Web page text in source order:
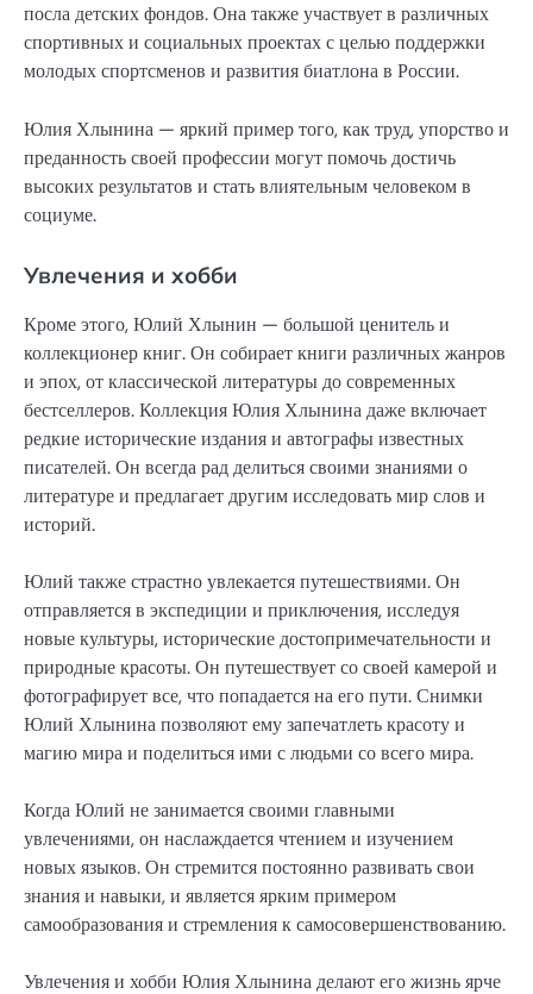
посла детских фондов. Она также участвует в различных
спортивных и социальных проектах с целью поддержки
молодых спортсменов и развития биатлона в России.
Юлия Хлынина — яркий пример того, как труд, упорство и
преданность своей профессии могут помочь достичь
высоких результатов и стать влиятельным человеком в
социуме.
Увлечения и хобби
Кроме этого, Юлий Хлынин — большой ценитель и
коллекционер книг. Он собирает книги различных жанров
и эпох, от классической литературы до современных
бестселлеров. Коллекция Юлия Хлынина даже включает
редкие исторические издания и автографы известных
писателей. Он всегда рад делиться своими знаниями о
литературе и предлагает другим исследовать мир слов и
историй.
Юлий также страстно увлекается путешествиями. Он
отправляется в экспедиции и приключения, исследуя
новые культуры, исторические достопримечательности и
природные красоты. Он путешествует со своей камерой и
фотографирует все, что попадается на его пути. Снимки
Юлий Хлынина позволяют ему запечатлеть красоту и
магию мира и поделиться ими с людьми со всего мира.
Когда Юлий не занимается своими главными
увлечениями, он наслаждается чтением и изучением
новых языков. Он стремится постоянно развивать свои
знания и навыки, и является ярким примером
самообразования и стремления к самосовершенствованию.
Увлечения и хобби Юлия Хлынина делают его жизнь ярче